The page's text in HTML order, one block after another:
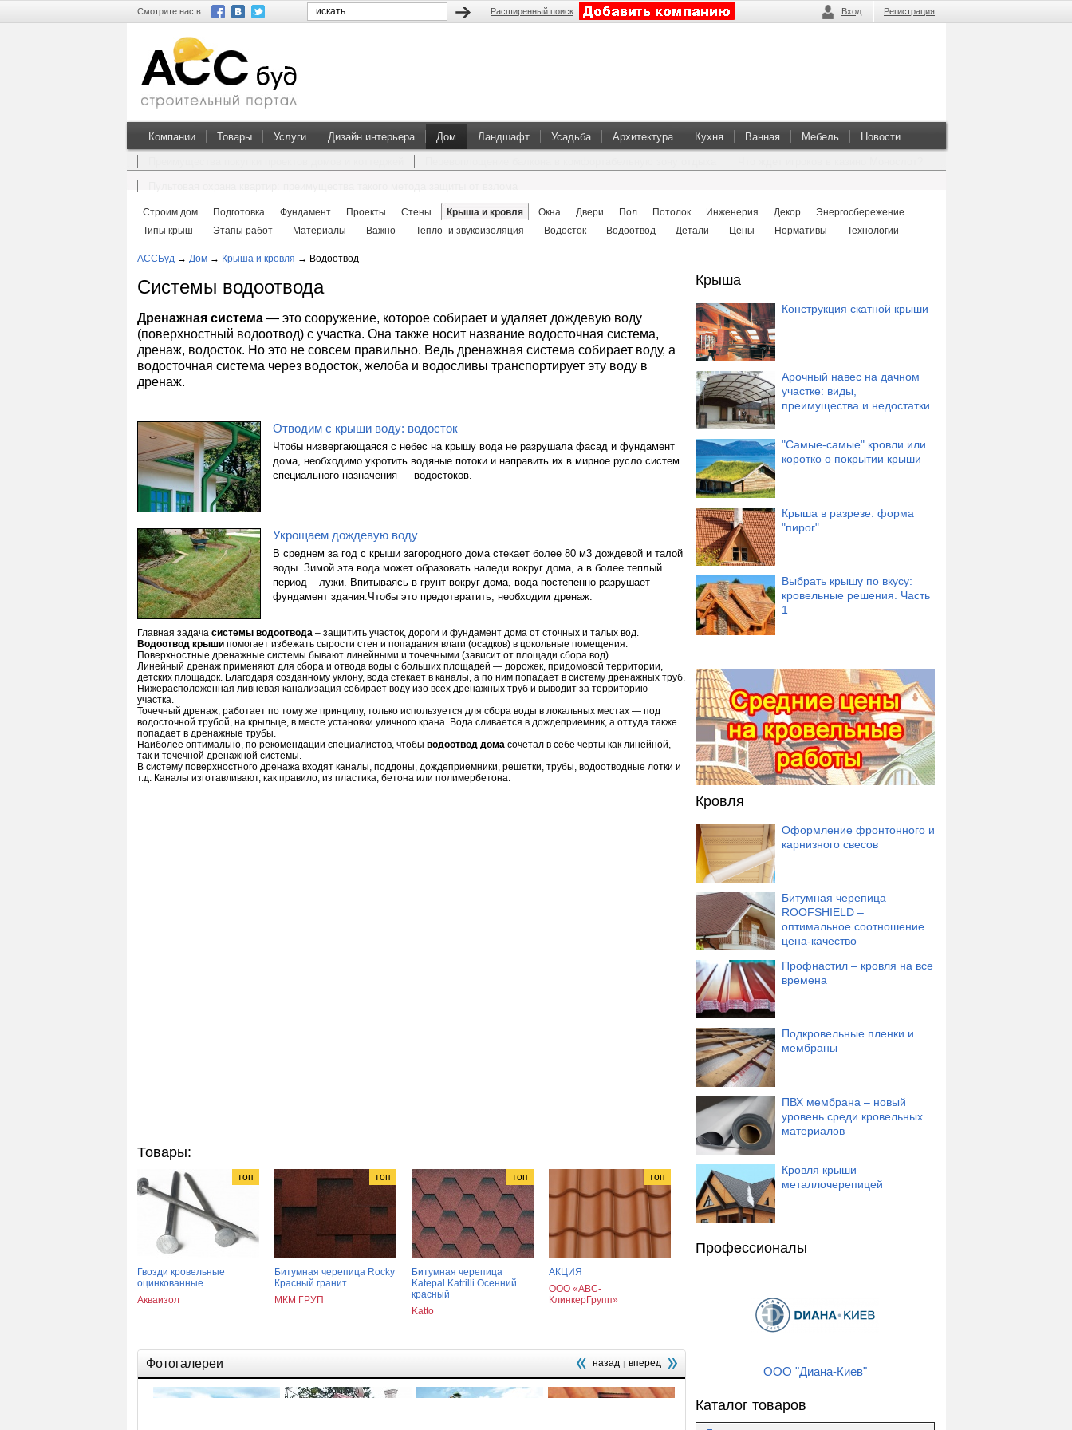
Смотрите нас в: Расширенный поиск Вход Регистрация
Компании Товары Услуги Дизайн интерьера Дом Ландшафт Усадьба Архитектура Кухня Ванная Мебель Новости
Строим дом Подготовка Фундамент Проекты Стены Крыша и кровля Окна Двери Пол Потолок Инженерия Декор
Энергосбережение
Типы крыш
Этапы работ Материалы Важно Тепло- и звукоизоляция Водосток Водоотвод Детали Цены Нормативы Технологии
АССБуд → Дом → Крыша и кровля → Водоотвод
Системы водоотвода
Дренажная система — это сооружение, которое собирает и удаляет дождевую воду
(поверхностный водоотвод) с участка. Она также носит название водосточная система,
дренаж, водосток. Но это не совсем правильно. Ведь дренажная система собирает воду, а
водосточная система через водосток, желоба и водосливы транспортирует эту воду в
дренаж.
Отводим с крыши воду: водосток
Чтобы низвергающаяся с небес на крышу вода не разрушала фасад и фундамент
дома, необходимо укротить водяные потоки и направить их в мирное русло систем
специального назначения — водостоков.
Укрощаем дождевую воду
В среднем за год с крыши загородного дома стекает более 80 м3 дождевой и талой
воды. Зимой эта вода может образовать наледи вокруг дома, а в более теплый
период – лужи. Впитываясь в грунт вокруг дома, вода постепенно разрушает
фундамент здания.Чтобы это предотвратить, необходим дренаж.
Главная задача системы водоотвода – защитить участок, дороги и фундамент дома от сточных и талых вод.
Водоотвод крыши помогает избежать сырости стен и попадания влаги (осадков) в цокольные помещения.
Поверхностные дренажные системы бывают линейными и точечными (зависит от площади сбора вод).
Линейный дренаж применяют для сбора и отвода воды с больших площадей — дорожек, придомовой территории,
детских площадок. Благодаря созданному уклону, вода стекает в каналы, а по ним попадает в систему дренажных труб.
Нижерасположенная ливневая канализация собирает воду изо всех дренажных труб и выводит за территорию
участка.
Точечный дренаж, работает по тому же принципу, только используется для сбора воды в локальных местах — под
водосточной трубой, на крыльце, в месте установки уличного крана. Вода сливается в дождеприемник, а оттуда также
попадает в дренажные трубы.
Наиболее оптимально, по рекомендации специалистов, чтобы водоотвод дома сочетал в себе черты как линейной,
так и точечной дренажной системы.
В систему поверхностного дренажа входят каналы, поддоны, дождеприемники, решетки, трубы, водоотводные лотки и
т.д. Каналы изготавливают, как правило, из пластика, бетона или полимербетона.
Товары:
топ
Гвозди кровельные
оцинкованные
Акваизол
топ
Битумная черепица Rocky
Красный гранит
МКМ ГРУП
топ
Битумная черепица
Katepal Katrilli Осенний
красный
Katto
топ
АКЦИЯ
ООО «АВС-
КлинкерГрупп»
Фотогалереи вперед
|
назад
Крыша
Конструкция скатной крыши
Арочный навес на дачном
участке: виды,
преимущества и недостатки
"Самые-самые" кровли или
коротко о покрытии крыши
Крыша в разрезе: форма
"пирог"
Выбрать крышу по вкусу:
кровельные решения. Часть
1
Кровля
Оформление фронтонного и
карнизного свесов
Битумная черепица
ROOFSHIELD –
оптимальное соотношение
цена-качество
Профнастил – кровля на все
времена
Подкровельные пленки и
мембраны
ПВХ мембрана – новый
уровень среди кровельных
материалов
Кровля крыши
металлочерепицей
Профессионалы
ООО "Диана-Киев"
Каталог товаров